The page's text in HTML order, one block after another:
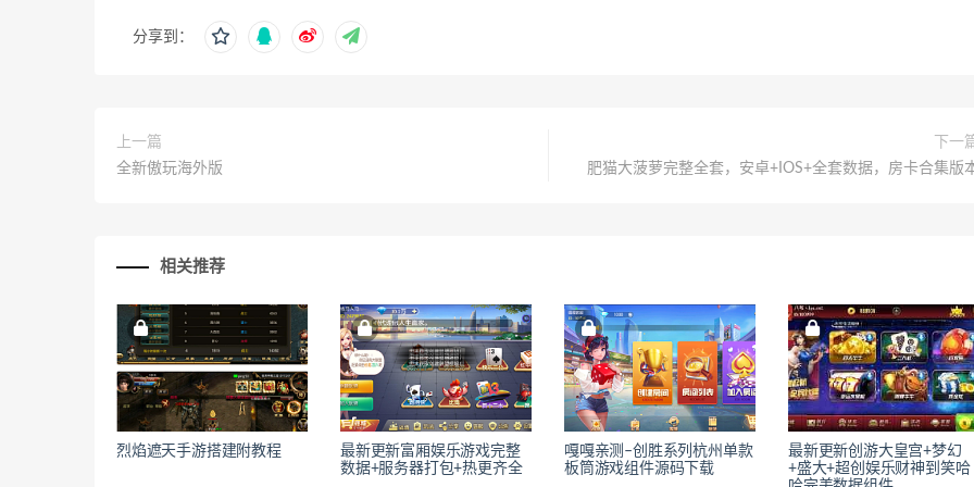
分享到：
上一篇
全新傲玩海外版
下一
肥猫大菠萝完整全套，安卓+IOS+全套数据，房卡合集版
相关推荐
烈焰遮天手游搭建附教程
最新更新富厢娱乐游戏完整
数据+服务器打包+热更齐全
嘎嘎亲测–创胜系列杭州单款
板筒游戏组件源码下载
最新更新创游大皇宫+梦幻
+盛大+超创娱乐财神到笑哈